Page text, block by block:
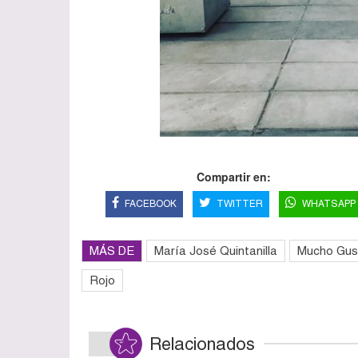
Compartir en:
FACEBOOK TWITTER WHATSAPP
MÁS DE María José Quintanilla Mucho
Rojo
Relacionados